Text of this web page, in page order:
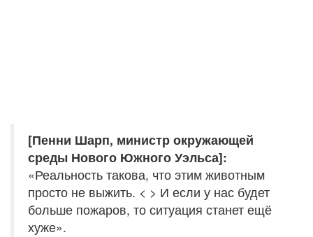
[Пенни Шарп, министр окружающей
среды Нового Южного Уэльса]:
«Реальность такова, что этим животным
просто не выжить. < > И если у нас будет
больше пожаров, то ситуация станет ещё
хуже».